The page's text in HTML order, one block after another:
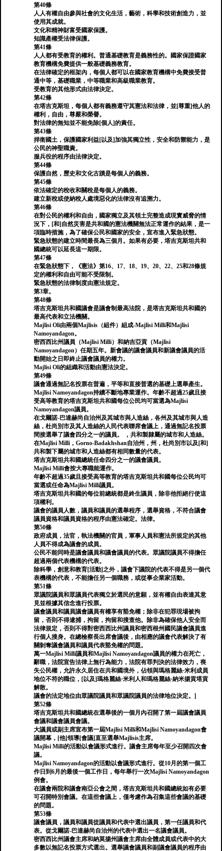
第40條
人人有權自由參與社會的文化生活，藝術，科學和技術創造力，並
使用其成就。
文化和精神財富受國家保護。
知識產權受法律保護。
第41條
人人都有受教育的權利。普通基礎教育是義務性的。國家保證國家
教育機構免費提供一般基礎義務教育。
在法律確定的框架內，每個人都可以在國家教育機構中免費接受普
通中等，基礎職業，中等職業和高級職業教育。
受教育的其他形式由法律決定。
第42條
在塔吉克斯坦，每個人都有義務遵守其憲法和法律，並[尊重]他人的
權利，自由，尊嚴和榮譽。
對法律的無知並不能免除[個人]的責任。
第43條
捍衛國土，保護國家利益[以及]加強其獨立性，安全和防禦能力，是
公民的神聖職責。
服兵役的程序由法律決定。
第44條
保護自然，歷史和文化古蹟是每個人的義務。
第45條
依法確定的稅收和關稅是每個人的義務。
建立新稅或使納稅人處境惡化的法律沒有追溯力。
第46條
在對公民的權利和自由，國家獨立及其領土完整造成現實威脅的情
況下，[和]自然災害是共和國的憲法機關無法正常運作的結果，是一
項臨時措施，為了確保公民和國家的安全，宣布進入緊急狀態。
緊急狀態的建立時間最長為三個月。如果有必要，塔吉克斯坦共和
國總統可以延長這一期限。
第47條
在緊急狀態下，《憲法》第16、17、18、19、20、22、25和28條規
定的權利和自由可能不受限制。
緊急狀態的法律制度由憲法規定。
第3章。
第48條
塔吉克斯坦共和國議會是議會制最高法院，是塔吉克斯坦共和國的
最高代表和立法機關。
Majlisi Oli由兩個Majlisis（組件）組成-Majlisi Milli和Majlisi
Namoyandagon。
密西西比州議員（Majlisi Milli）和納吉亞貢（Majlisi
Namoyandagon）任期五年。新會議的議會議員和新議會議員的活
動開始之日即終止議會議員的權力。
Majlisi Oli的組織和活動由憲法決定。
第49條
議會通過無記名投票在普遍，平等和直接普選的基礎上選舉產生。
Majlisi Namoyandagon持續不斷地專業運作。年齡不超過25歲且接
受高等教育的塔吉克斯坦共和國每位公民均可當選為Majlisi
Namoyandagon議員。
在戈爾諾-巴達赫尚自治州及其城市與人造絲，各州及其城市與人造
絲，杜尚別市及其人造絲的人民代表聯席會議上，通過無記名投票
間接選舉了議會四分之一的議員。 ，共和製隸屬的城市和人造絲。
在Majlisi Milli，Gorno-Badakhshan自治州，州，杜尚別市以及[和]
共和製下屬的城市和人造絲都有相同數量的代表。
塔吉克斯坦共和國總統任命四分之一的議會議員。
Majlisi Milli會按大專職能運作。
年齡不超過35歲且接受高等教育的塔吉克斯坦共和國每位公民均可
當選或任命為Majlisi Milli議員。
塔吉克斯坦共和國的每位前總統都是終生議員，除非他拒絕行使這
項權利。
議會的議員人數，議員和議員的選舉程序，選舉資格，不符合議會
議員資格和議員資格的程序由憲法確定。法律。
第50條
政府成員，法官，執法機關的官員，軍事人員和憲法所規定的其他
人員不得成為議會的成員。
公民不能同時是議會議員和議會議員的代表。眾議院議員不得擔任
超過兩個代表機構的代表。
除科​​學，創意和教育[活動]之外，議會下議院的代表不得是另一個代
表機構的代表，不能擔任另一個職務，或從事企業家活動。
第51條
眾議院議員和眾議員代表獨立於選民的意願，並有權自由表達其意
見並根據其信念進行投票。
議會議員和議員議會議員有權享有豁免權；除非在犯罪現場被拘
留，否則不得逮捕，拘留，拘留和搜查他。除非為確保他人安全而
法律規定，否則不得對密西西比州議員和密西根州國民議會議員進
行個人搜身。在總檢察長出席會議後，由相應的議會代表解決了有
關剝奪議會議員和議員代表豁免權的問題。
萬一Majlisi Milli議員和Majlisi Namoyandagon議員的權力在死亡，
辭職，法院宣告法律上無行為能力，法院有罪判決的法律效力，喪
失公民權，允許永久居住在共和國境外，佔領與瑪格麗絲·米利成員
地位不符的職位，[以及]瑪格麗絲·米利人和瑪格麗絲·納米揚貢塔貢
解散。
議會的法定地位由眾議院議員和眾議院議員的法律地位決定。]
第52條
塔吉克斯坦共和國總統在選舉後的一個月內召開了第一屆議會議員
會議和議會議員會議。
大議員或副主席宣布第一屆Majlisi Milli和Majlisi Namoyandagon會
議開幕，[他]領導[會議]直至選舉Majlisis主席。
Majlisi Milli的活動以會議形式進行。議會主席每年至少召開四次會
議。
Majlisi Namoyandagon的活動以會議形式進行。從10月的第一個工
作日到6月的最後一個工作日，每年舉行一次Majlisi Namoyandagon
例會。
在議會兩院和議會南亞公會之間，塔吉克斯坦共和國總統如有必要
可召開特別會議。在這些會議上，僅考慮作為召集這些會議的基礎
的問題。
第53條
議會議員，議員和議員從議員和代表中選出議員，第一任議員和代
表。從戈爾諾-巴達赫尚自治州的代表中選出一名議會議員。
密西西比州議會主席和納莫揚州議會主席由全體成員或代表中的大
多數以無記名投票方式選出。選舉議會議員和副議會議員的程序由